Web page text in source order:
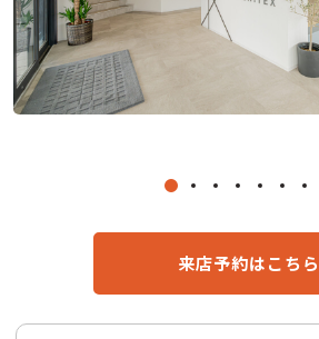
来店予約はこちら